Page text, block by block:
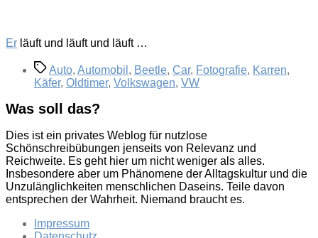
Er läuft und läuft und läuft …
Schlagwörter
Auto, Automobil , Beetle, Car, Fotografie, Karren,
Käfer, Oldtimer, Volkswagen, VW
Was soll das?
Dies ist ein privates Weblog für nutzlose
Schönschreibübungen jenseits von Relevanz und
Reichweite. Es geht hier um nicht weniger als alles.
Insbesondere aber um Phänomene der Alltagskultur und die
Unzulänglichkeiten menschlichen Daseins. Teile davon
entsprechen der Wahrheit. Niemand braucht es.
Impressum